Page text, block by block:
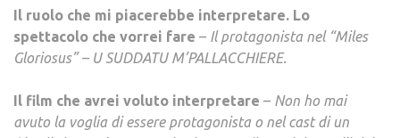
Il ruolo che mi piacerebbe interpretare. Lo
spettacolo che vorrei fare – Il protagonista nel “Miles
Gloriosus” – U SUDDATU M’PALLACCHIERE.
Il film che avrei voluto interpretare – Non ho mai
avuto la voglia di essere protagonista o nel cast di un